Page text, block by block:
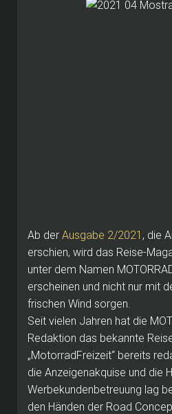
Ab der Ausgabe 2/2021 , die
erschien, wird das Reise-
unter dem Namen
erscheinen und nicht nur mit
frischen Wind sorgen.
Seit vielen Jahren hat die
Redaktion das bekannte
„MotorradFreizeit“ bereits
die Anzeigenakquise und die
Werbekundenbetreuung lag
den Händen der Road